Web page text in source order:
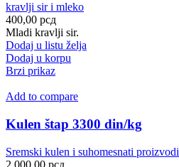
kravlji sir i mleko
400,00 рсд
Mladi kravlji sir.
Dodaj u listu želja
Dodaj u korpu
Brzi prikaz
Add to compare
Kulen štap 3300 din/kg
Sremski kulen i suhomesnati proizvodi
2.000,00 рсд